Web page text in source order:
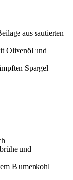
aus sautierten
Olivenöl und
Spargel
und
Blumenkohl